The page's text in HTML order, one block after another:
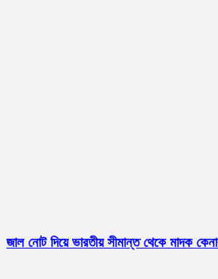
জাল নোট দিয়ে ভারতীয় সীমান্ত থেকে মাদক